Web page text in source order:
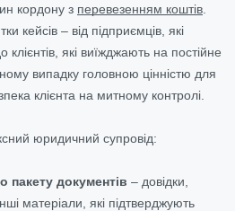
кордону з перевезенням коштів
кейсів – від підприємців, які
які виїжджають на постійне
випадку головною цінністю для
клієнта на митному контролі.
юридичний супровід:
пакету документів – довідки,
матеріали, які підтверджують